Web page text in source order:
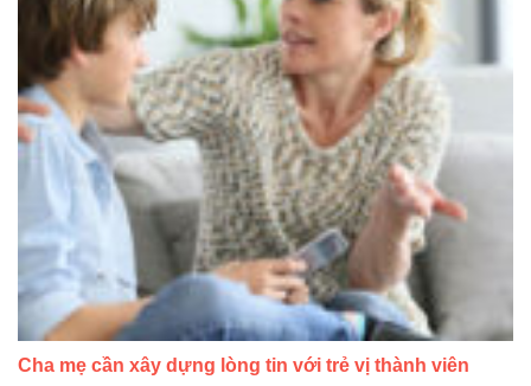
Cha mẹ cần xây dựng lòng tin với trẻ vị thành viên